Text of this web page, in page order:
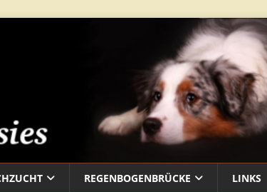
REGENBOGENBRÜCKE LINKS